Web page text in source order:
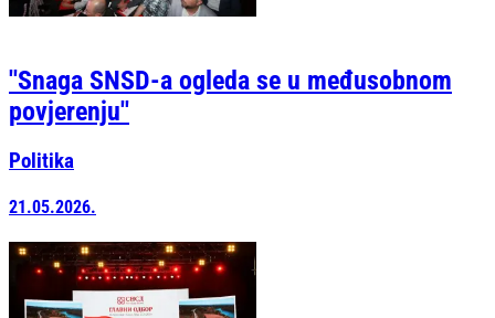
''Snaga SNSD-a ogleda se u međusobnom
povjerenju''
Politika
21.05.2026.